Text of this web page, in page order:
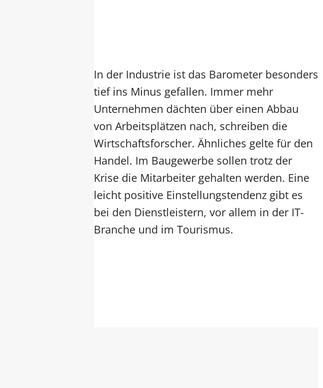
In der Industrie ist das Barometer besonders
tief ins Minus gefallen. Immer mehr
Unternehmen dächten über einen Abbau
von Arbeitsplätzen nach, schreiben die
Wirtschaftsforscher. Ähnliches gelte für den
Handel. Im Baugewerbe sollen trotz der
Krise die Mitarbeiter gehalten werden. Eine
leicht positive Einstellungstendenz gibt es
bei den Dienstleistern, vor allem in der IT-
Branche und im Tourismus.